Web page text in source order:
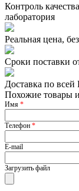
Контроль
лаборатория
Реальная цена,
Сроки поставки
Доставка по всей
Похожие товары
Имя *
Телефон *
E-mail
Загрузить файл